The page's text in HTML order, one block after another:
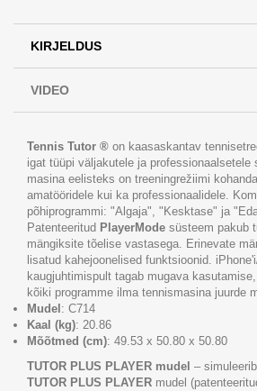
KIRJELDUS
VIDEO
Tennis Tutor ® on kaasaskantav
igat tüüpi väljakutele ja professionaalsetele
masina eelisteks on treeningrežiimi
amatööridele kui ka professionaalidele.
põhiprogrammi: "Algaja", "Kesktase" ja
Patenteeritud PlayerMode süsteem pakub
mängiksite tõelise vastasega. Erinevate
lisatud kahejoonelised funktsioonid.
kaugjuhtimispult tagab mugava
kõiki programme ilma tennismasina juurde
Mudel : C714
Kaal (kg): 20.86
Mõõtmed (cm): 49.53 x 50.80 x 50.80
TUTOR PLUS PLAYER mudel –
TUTOR PLUS PLAYER mudel